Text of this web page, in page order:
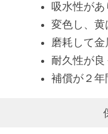
吸水性が
変色し、黄
磨耗して
耐久性が良
補償が２年